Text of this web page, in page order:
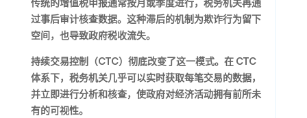
传统的增值税申报通常按月或季度进行，税务机关再通
过事后审计核查数据。这种滞后的机制为欺诈行为留下
空间，也导致政府税收流失。
持续交易控制（CTC）彻底改变了这一模式。在 CTC
体系下，税务机关几乎可以实时获取每笔交易的数据，
并立即进行分析和核查，使政府对经济活动拥有前所未
有的可视性。